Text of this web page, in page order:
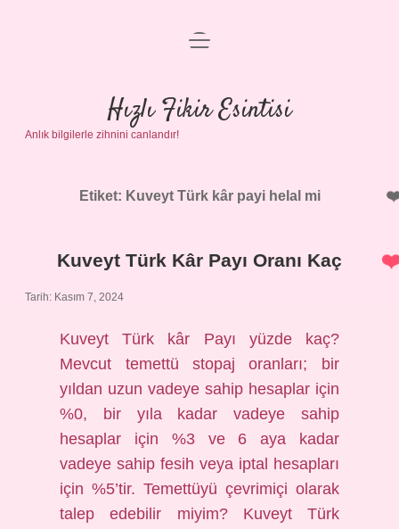
Anasayfa
Gizlilik Politikası
Yasal Uyarı
menüyü
Hızlı Fikir Esintisi
Anlık bilgilerle zihnini canlandır!
Etiket: Kuveyt Türk kâr payi helal mi
Kuveyt Türk Kâr Payı Oranı Kaç
Tarih: Kasım 7, 2024
Kuveyt Türk kâr Payı yüzde kaç?
Mevcut temettü stopaj oranları; bir
yıldan uzun vadeye sahip hesaplar için
%0, bir yıla kadar vadeye sahip
hesaplar için %3 ve 6 aya kadar
vadeye sahip fesih veya iptal hesapları
için %5’tir. Temettüyü çevrimiçi olarak
talep edebilir miyim? Kuveyt Türk